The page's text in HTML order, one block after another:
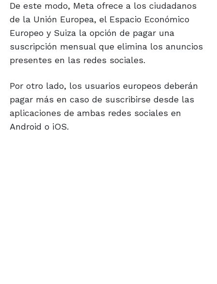
De este modo, Meta ofrece a los ciudadanos
de la Unión Europea, el Espacio Económico
Europeo y Suiza la opción de pagar una
suscripción mensual que elimina los anuncios
presentes en las redes sociales.
Por otro lado, los usuarios europeos deberán
pagar más en caso de suscribirse desde las
aplicaciones de ambas redes sociales en
Android o iOS.